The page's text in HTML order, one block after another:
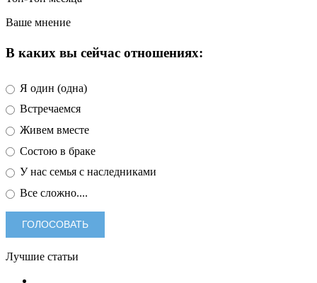
Ваше мнение
В каких вы сейчас отношениях:
Я один (одна)
Встречаемся
Живем вместе
Состою в браке
У нас семья с наследниками
Все сложно....
Лучшие статьи